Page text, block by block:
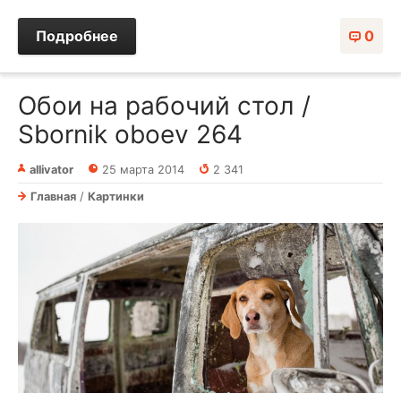
0
Подробнее
Обои на рабочий стол /
Sbornik oboev 264
allivator 25 марта 2014
2 341
Главная / Картинки